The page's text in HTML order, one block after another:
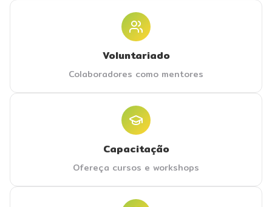
Voluntariado
Colaboradores como mentores
Capacitação
Ofereça cursos e workshops